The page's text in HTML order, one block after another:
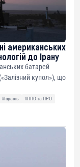
американських
до Ірану
батарей
купол»), що
#Ізраїль
#ППО та ПРО